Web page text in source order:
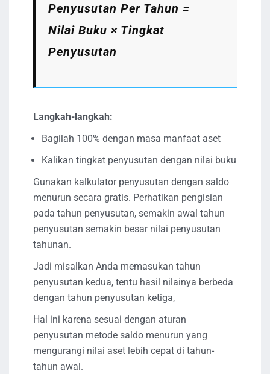
Penyusutan Per Tahun =
Nilai Buku × Tingkat
Penyusutan
Langkah-langkah:
Bagilah 100% dengan masa manfaat aset
Kalikan tingkat penyusutan dengan nilai buku
Gunakan kalkulator penyusutan dengan saldo
menurun secara gratis. Perhatikan pengisian
pada tahun penyusutan, semakin awal tahun
penyusutan semakin besar nilai penyusutan
tahunan.
Jadi misalkan Anda memasukan tahun
penyusutan kedua, tentu hasil nilainya berbeda
dengan tahun penyusutan ketiga,
Hal ini karena sesuai dengan aturan
penyusutan metode saldo menurun yang
mengurangi nilai aset lebih cepat di tahun-
tahun awal.